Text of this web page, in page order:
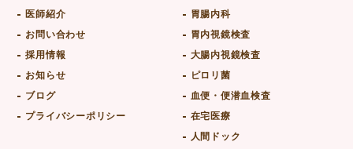
医師紹介
お問い合わせ
採用情報
お知らせ
ブログ
プライバシーポリシー
胃腸内科
胃内視鏡検査
大腸内視鏡検査
ピロリ菌
血便・便潜血検査
在宅医療
人間ドック